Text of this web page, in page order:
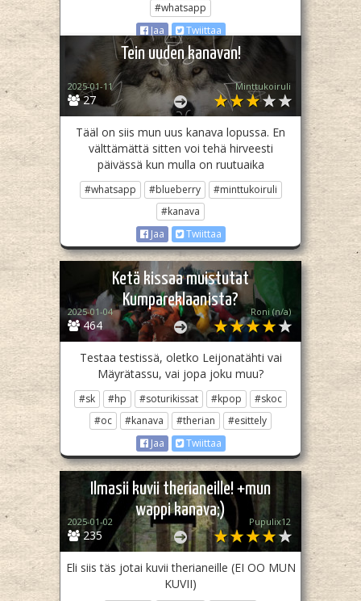
#whatsapp
Jaa
Twiittaa
Tein uuden kanavan!
27
2025-01-11 Minttukoiruli
Tääl on siis mun uus kanava lopussa. En
välttämättä sitten voi tehä hirveesti
päivässä kun mulla on ruutuaika
#whatsapp #blueberry
#minttukoiruli
#kanava
Jaa
Twiittaa
Ketä kissaa muistutat
Kumpareklaanista?
464
2025-01-04 Roni (n/a)
Testaa testissä, oletko Leijonatähti vai
Mäyrätassu, vai jopa joku muu?
#sk #hp #soturikissat #kpop
#skoc
#oc
#kanava #therian
#esittely
Jaa
Twiittaa
Ilmasii kuvii therianeille! +mun
wappi kanava;)
235
2025-01-02 Pupulix12
Eli siis täs jotai kuvii therianeille (EI OO MUN
KUVII)